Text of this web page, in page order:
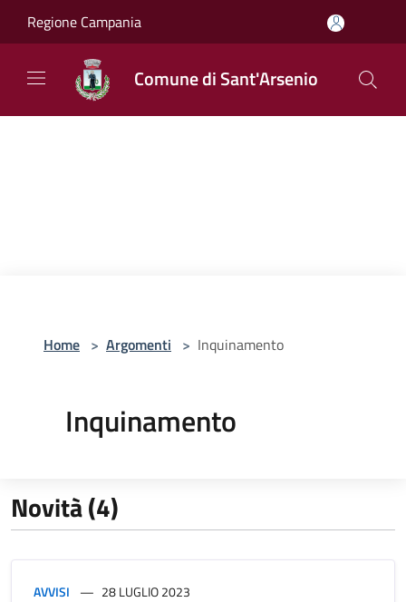
Regione Campania
Comune di Sant'Arsenio
Home > Argomenti > Inquinamento
Inquinamento
Novità (4)
AVVISI 28 LUGLIO 2023